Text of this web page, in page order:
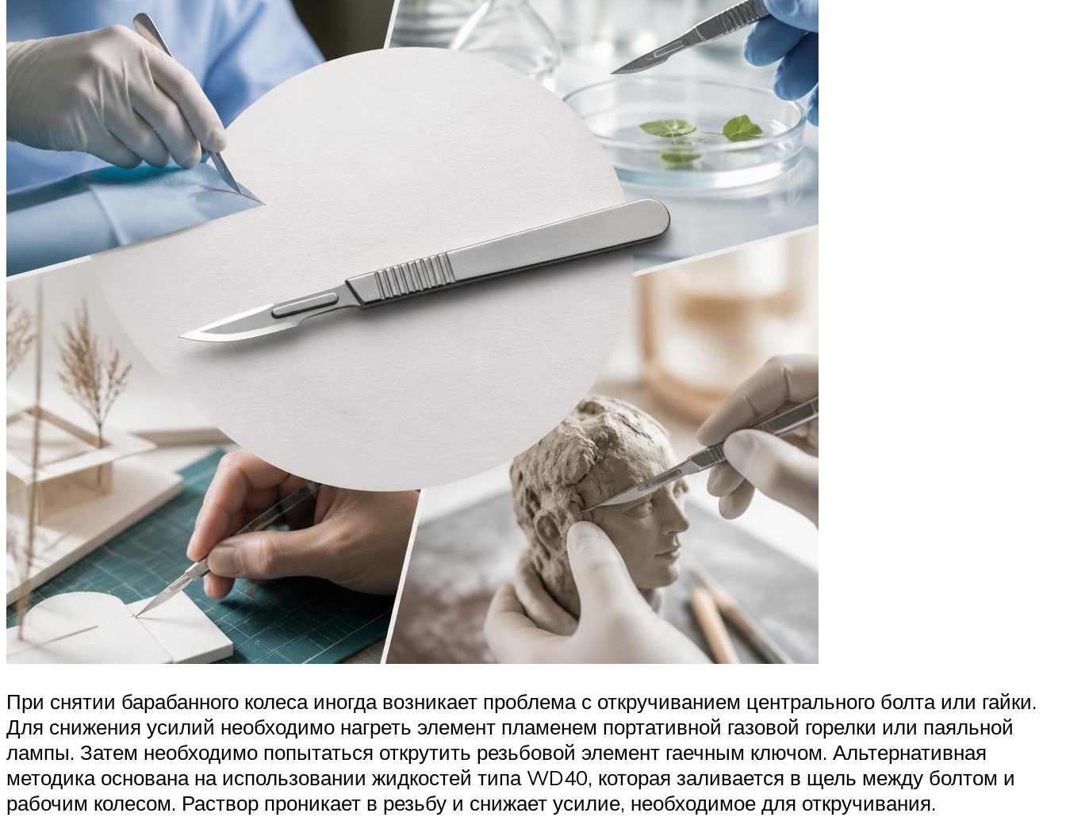
При снятии барабанного колеса иногда возникает проблема с откручиванием центрального болта или гайки.
Для снижения усилий необходимо нагреть элемент пламенем портативной газовой горелки или паяльной
лампы. Затем необходимо попытаться открутить резьбовой элемент гаечным ключом. Альтернативная
методика основана на использовании жидкостей типа WD40, которая заливается в щель между болтом и
рабочим колесом. Раствор проникает в резьбу и снижает усилие, необходимое для откручивания.